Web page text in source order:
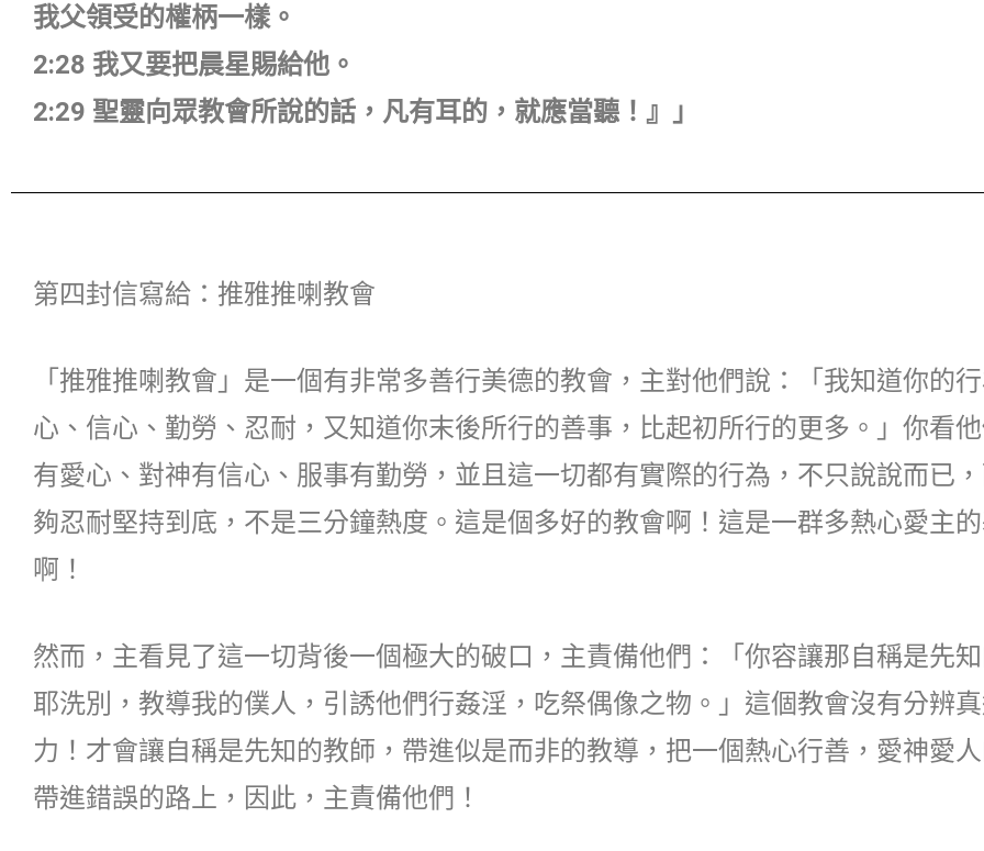
我父領受的權柄一樣。
2:28 我又要把晨星賜給他。
2:29 聖靈向眾教會所說的話，凡有耳的，就應當聽！』」
第四封信寫給：推雅推喇教會
「推雅推喇教會」是一個有非常多善行美德的教會，主對他們說：「我知道你的
心、信心、勤勞、忍耐，又知道你末後所行的善事，比起初所行的更多。」你看
有愛心、對神有信心、服事有勤勞，並且這一切都有實際的行為，不只說說而已
夠忍耐堅持到底，不是三分鐘熱度。這是個多好的教會啊！這是一群多熱心愛主
啊！
然而，主看見了這一切背後一個極大的破口，主責備他們：「你容讓那自稱是先
耶洗別，教導我的僕人，引誘他們行姦淫，吃祭偶像之物。」這個教會沒有分辨
力！才會讓自稱是先知的教師，帶進似是而非的教導，把一個熱心行善，愛神愛
帶進錯誤的路上，因此，主責備他們！